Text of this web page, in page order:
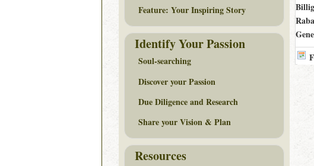
Feature: Your Inspiring Story
Identify Your Passion
Soul-searching
Discover your Passion
Due Diligence and Research
Share your Vision & Plan
Resources